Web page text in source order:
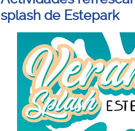
splash de Estepark